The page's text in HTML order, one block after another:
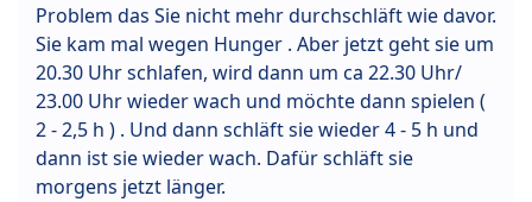
Problem das Sie nicht mehr durchschläft wie davor.
Sie kam mal wegen Hunger . Aber jetzt geht sie um
20.30 Uhr schlafen, wird dann um ca 22.30 Uhr/
23.00 Uhr wieder wach und möchte dann spielen (
2 - 2,5 h ) . Und dann schläft sie wieder 4 - 5 h und
dann ist sie wieder wach. Dafür schläft sie
morgens jetzt länger.